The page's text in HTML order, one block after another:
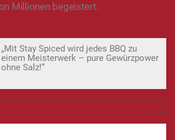
Millionen begeistert.
„Mit Stay Spiced wird jedes BBQ zu
einem Meisterwerk – pure Gewürzpower
ohne Salz!“